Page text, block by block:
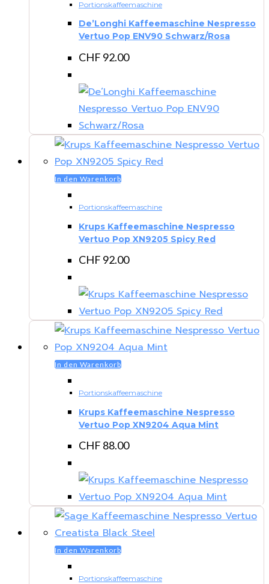
Portionskaffeemaschine
De’Longhi Kaffeemaschine Nespresso
Vertuo Pop ENV90 Schwarz/Rosa
CHF 92.00
In den Warenkorb
Portionskaffeemaschine
Krups Kaffeemaschine Nespresso
Vertuo Pop XN9205 Spicy Red
CHF 92.00
In den Warenkorb
Portionskaffeemaschine
Krups Kaffeemaschine Nespresso
Vertuo Pop XN9204 Aqua Mint
CHF 88.00
In den Warenkorb
Portionskaffeemaschine